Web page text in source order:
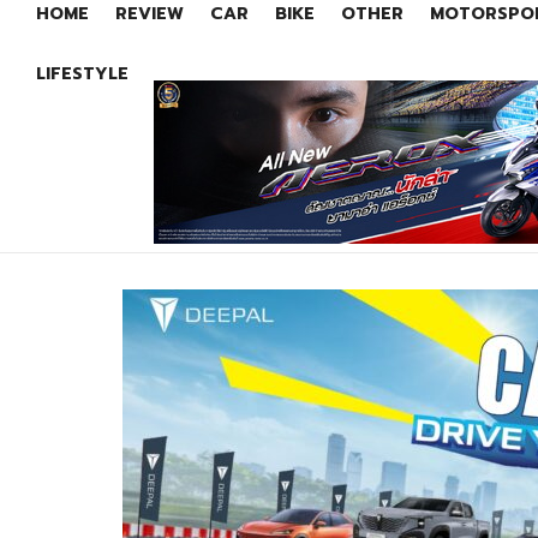
HOME REVIEW CAR BIKE OTHER
LIFESTYLE